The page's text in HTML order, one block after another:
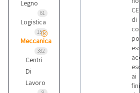
Legno
61
Logistica
157
Meccanica
382
Centri
Di
Lavoro
CE,
di
ai
fini